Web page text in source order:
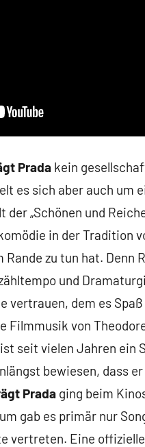
Prada kein
es sich aber auch
der „Schönen und
in der Tradition
zu tun hat. Denn
und
vertrauen, dem es
Filmmusik von
seit vielen Jahren ein
bewiesen, dass
Prada ging beim
gab es primär nur
vertreten. Eine